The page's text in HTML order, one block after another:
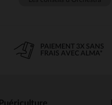
PAIEMENT 3X SANS
FRAIS AVEC ALMA*